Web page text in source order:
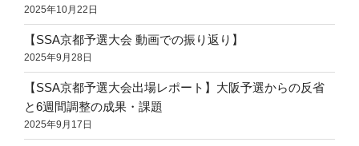
2025年10月22日
【SSA京都予選大会 動画での振り返り】
2025年9月28日
【SSA京都予選大会出場レポート】大阪予選からの反省
と6週間調整の成果・課題
2025年9月17日